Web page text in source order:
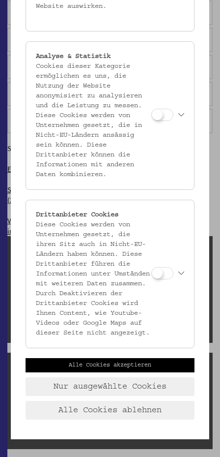
Votive
Judaica
Uhren
Spielzeug
SAMMLUNGSBEREICHE IM FOKUS
Einfliegen! Bemalte Bienenstockstirnbretter (2017)
Startfeld Bethlehem. Die barocke Jaufenthaler Krippe aus Tirol
(2015)
Von Dreideln, Mazzes und Beschneidungsmessern. Jüdische Dinge
im Museum (2011)
Leihanfragen (inaktiv)
Elisabeth Egger
elisabeth.egger@volkskundemuseum.at
Downloads
Leihbedingungen und Leihgebühren
Klimatische Bedingungen
Bestellformular Leihgaben
Reproduktionsanfragen
Barbara Varga, MA
barbara.varga@volkskundemuseum.at
Umstrukturierung des Depots können
Website auswirken.
Analyse & Statistik
Cookies dieser Kategorie
ermöglichen es uns, die
Nutzung der Website
anonymisiert zu analysieren
und die Leistung zu messen.
Diese Cookies werden von
Unternehmen gesetzt, die in
Nicht-EU-Ländern ansässig
sein können. Diese
Drittanbieter können die
Informationen mit anderen
Daten kombinieren.
Drittanbieter Cookies
Diese Cookies werden von
Unternehmen gesetzt, die
ihren Sitz auch in Nicht-EU-
Ländern haben können. Diese
Drittanbieter führen die
Informationen unter Umständen
mit weiteren Daten zusammen.
Durch Deaktivieren der
Drittanbieter Cookies wird
Ihnen Content, wie Youtube-
Videos oder Google Maps auf
dieser Seite nicht angezeigt.
Alle Cookies akzeptieren
Nur ausgewählte Cookies
Alle Cookies ablehnen